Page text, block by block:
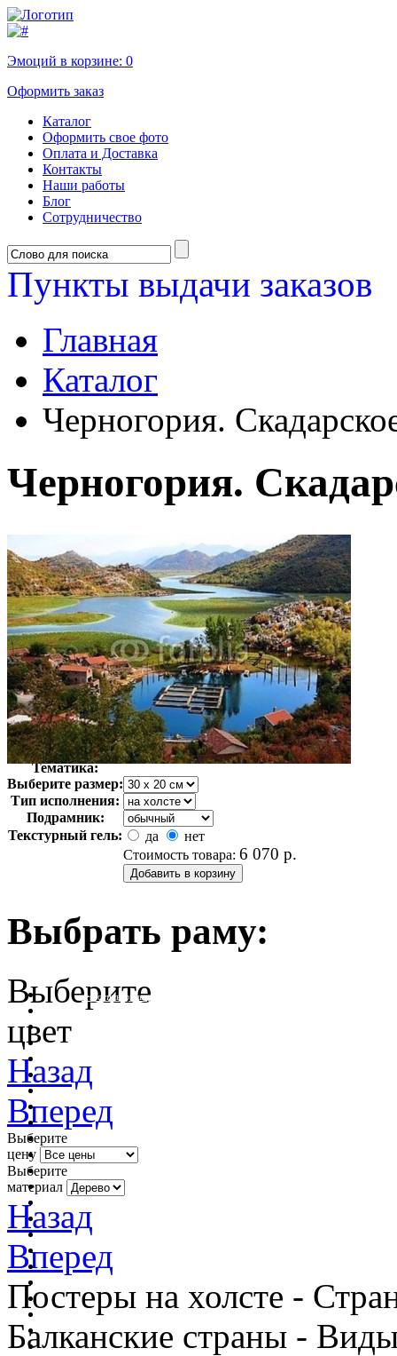
Эмоций в корзине: 0
Оформить заказ
Каталог
Оформить свое фото
Оплата и Доставка
Контакты
Наши работы
Блог
Сотрудничество
Пункты выдачи заказов
Главная
Каталог
Черногория.
Черногория.
Автор:
Неизвестно
Арт-стиль
Фотография
Тематика:
Выберите размер:
Тип исполнения:
Подрамник:
Текстурный гель:
да
нет
Стоимость товара: 6 070 р.
Выбрать раму:
очистить фильтр цвета
Выберите
цвет
Назад
Вперед
Выберите
цену
Выберите
материал
Назад
Вперед
Постеры на холсте -
Балканские страны -